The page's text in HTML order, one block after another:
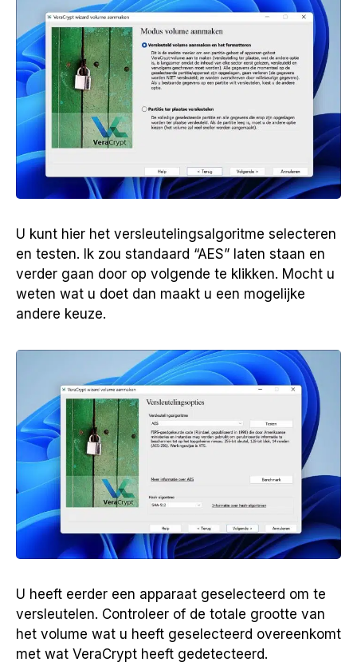
U kunt hier het versleutelingsalgoritme selecteren
en testen. Ik zou standaard “AES” laten staan en
verder gaan door op volgende te klikken. Mocht u
weten wat u doet dan maakt u een mogelijke
andere keuze.
U heeft eerder een apparaat geselecteerd om te
versleutelen. Controleer of de totale grootte van
het volume wat u heeft geselecteerd overeenkomt
met wat VeraCrypt heeft gedetecteerd.